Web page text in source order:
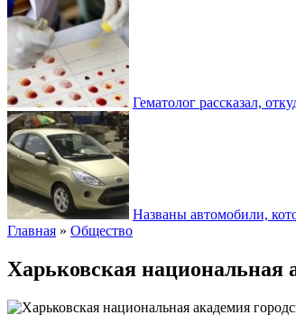
Гематолог рассказал,
Названы автомобили,
Главная » Общество
Харьковская национальная